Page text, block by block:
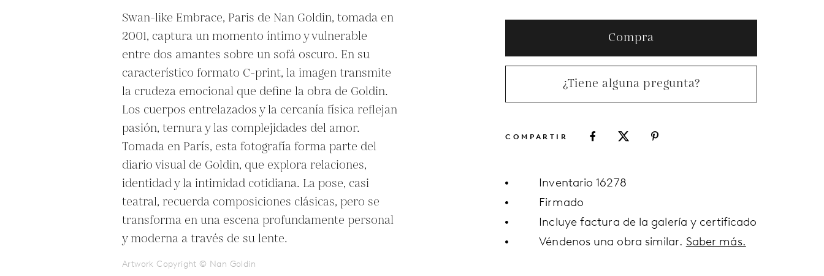
Swan-like Embrace, Paris de Nan Goldin, tomada en
2001, captura un momento íntimo y vulnerable
entre dos amantes sobre un sofá oscuro. En su
característico formato C-print, la imagen transmite
la crudeza emocional que define la obra de Goldin.
Los cuerpos entrelazados y la cercanía física reflejan
pasión, ternura y las complejidades del amor.
Tomada en París, esta fotografía forma parte del
diario visual de Goldin, que explora relaciones,
identidad y la intimidad cotidiana. La pose, casi
teatral, recuerda composiciones clásicas, pero se
transforma en una escena profundamente personal
y moderna a través de su lente.
Artwork Copyright © Nan Goldin
Compra
¿Tiene alguna pregunta?
COMPARTIR
Inventario 16278
Firmado
Incluye factura de la galería y certificado
Véndenos una obra similar. Saber más.